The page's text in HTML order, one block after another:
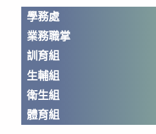
學務處
業務職掌
訓育組
生輔組
衛生組
體育組